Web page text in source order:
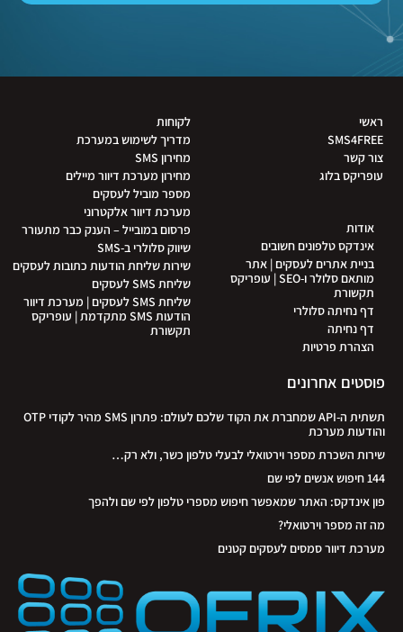
ראשי
SMS4FREE
צור קשר
עופריקס בלוג
לקוחות
מדריך לשימוש במערכת
מחירון SMS
מחירון מערכת דיוור מיילים
מספר מוביל לעסקים
מערכת דיוור אלקטרוני
פרסום במובייל – הענק כבר מתעורר
שיווק סלולרי ב-SMS
שירות שליחת הודעות כתובות לעסקים
שליחת SMS לעסקים
שליחת SMS לעסקים | מערכת דיוור
הודעות SMS מתקדמת | עופריקס
תקשורת
אודות
אינדקס טלפונים חשובים
בניית אתרים לעסקים | אתר
מותאם סלולר ו-SEO | עופריקס
תקשורת
דף נחיתה סלולרי
דף נחיתה
הצהרת פרטיות
פוסטים אחרונים
תשתית ה-API שמחברת את הקוד שלכם לעולם: פתרון SMS מהיר לקודי OTP
והודעות מערכת
שירות השכרת מספר וירטואלי לבעלי טלפון כשר, ולא רק…
144 חיפוש אנשים לפי שם
פון אינדקס: האתר שמאפשר חיפוש מספרי טלפון לפי שם ולהפך
מה זה מספר וירטואלי?
מערכת דיוור סמסים לעסקים קטנים